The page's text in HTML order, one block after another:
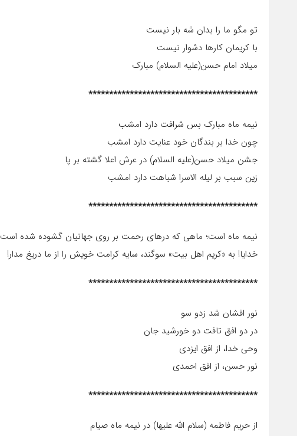
تو مگو ما را بدان شه بار نیست
با کریمان کارها دشوار نیست
میلاد امام حسن(علیه السلام) مبارک
*****************************************
نیمه ماه مبارک بس شرافت دارد امشب
چون خدا بر بندگان خود عنایت دارد امشب
جشن میلاد حسن(علیه السلام) در عرش اعلا گشته بر پا
زین سبب بر لیله الاسرا شباهت دارد امشب
*****************************************
نیمه ماه است؛ ماهی که درهای رحمت بر روی جهانیان گشوده شده است
خدایا! به «کریم اهل بیت» سوگند، سایه کرامت خویش را از ما دریغ مدار!
*****************************************
نور افشان شد زدو سو
در دو افق تافت دو خورشید جان
وحی خدا، از افق ایزدی
نور حسن، از افق احمدی
*****************************************
از حریم فاطمه (سلام الله علیها) در نیمه ماه صیام